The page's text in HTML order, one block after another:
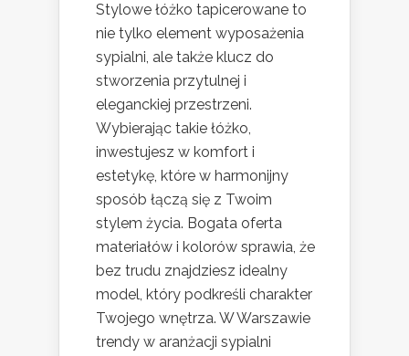
Stylowe łóżko tapicerowane to
nie tylko element wyposażenia
sypialni, ale także klucz do
stworzenia przytulnej i
eleganckiej przestrzeni.
Wybierając takie łóżko,
inwestujesz w komfort i
estetykę, które w harmonijny
sposób łączą się z Twoim
stylem życia. Bogata oferta
materiałów i kolorów sprawia, że
bez trudu znajdziesz idealny
model, który podkreśli charakter
Twojego wnętrza. W Warszawie
trendy w aranżacji sypialni